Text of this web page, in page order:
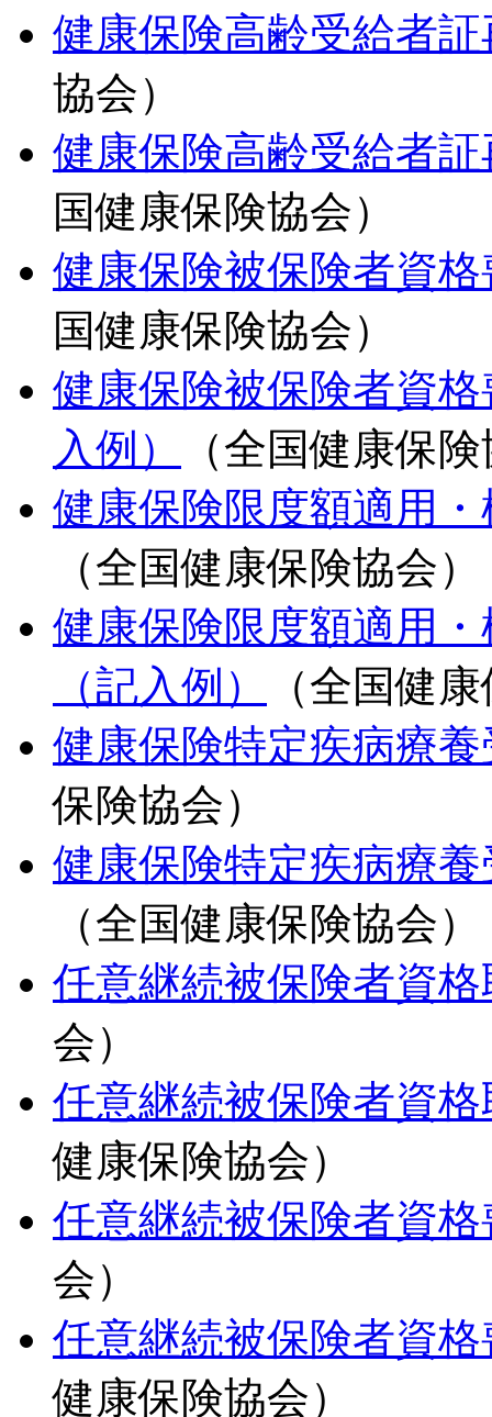
健康保険高齢受給者
協会）
健康保険高齢受給者
国健康保険協会）
健康保険被保険者資
国健康保険協会）
健康保険被保険者資
入例）
（全国健康保
健康保険限度額適用
（全国健康保険協会）
健康保険限度額適用
（記入例）
（全国健
健康保険特定疾病療
保険協会）
健康保険特定疾病療
（全国健康保険協会）
任意継続被保険者資
会）
任意継続被保険者資
健康保険協会）
任意継続被保険者資
会）
任意継続被保険者資
健康保険協会）